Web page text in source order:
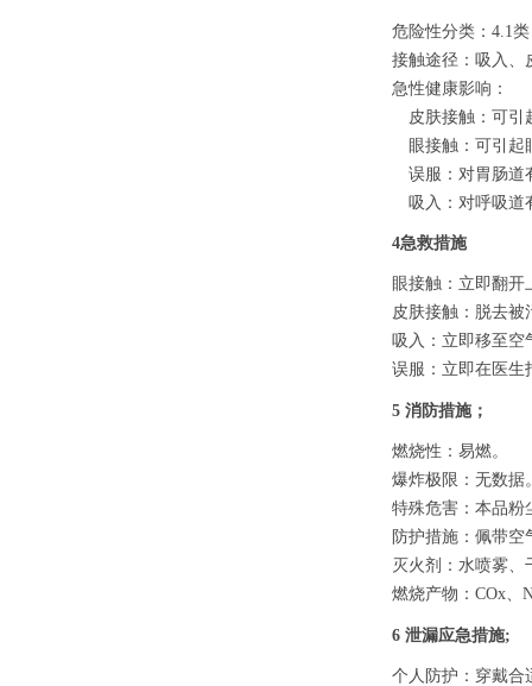
危险性分类： 4.1
接触途径：吸入、
急性健康影响：
皮肤接触：可引
眼接触：可引起
误服：对胃肠道
吸入：对呼吸道
4急救措施
眼接触：立即翻
皮肤接触：脱去被
吸入：立即移至空
误服：立即在医生
5 消防措施；
燃烧性：易燃。
爆炸极限：无数据
特殊危害：本品粉
防护措施：佩带空
灭火剂：水喷雾
燃烧产物： COx、
6 泄漏应急措施;
个人防护：穿戴合